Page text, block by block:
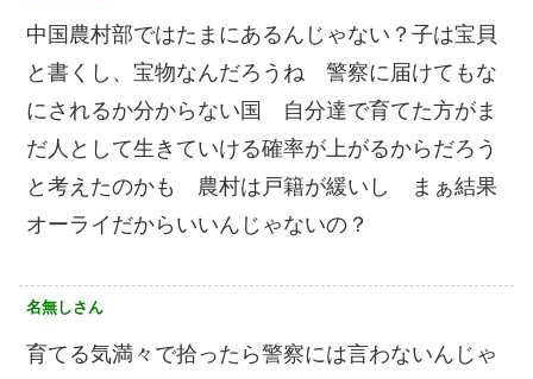
中国農村部ではたまにあるんじゃない？子は宝貝
と書くし、宝物なんだろうね 警察に届けてもな
にされるか分からない国 自分達で育てた方がま
だ人として生きていける確率が上がるからだろう
と考えたのかも 農村は戸籍が緩いし まぁ結果
オーライだからいいんじゃないの？
名無しさん
育てる気満々で拾ったら警察には言わないんじゃ